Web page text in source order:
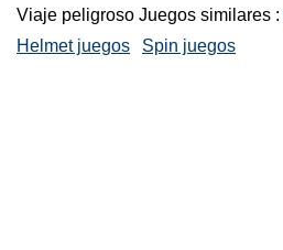
Viaje peligroso Juegos similares :
Helmet juegos
Spin juegos